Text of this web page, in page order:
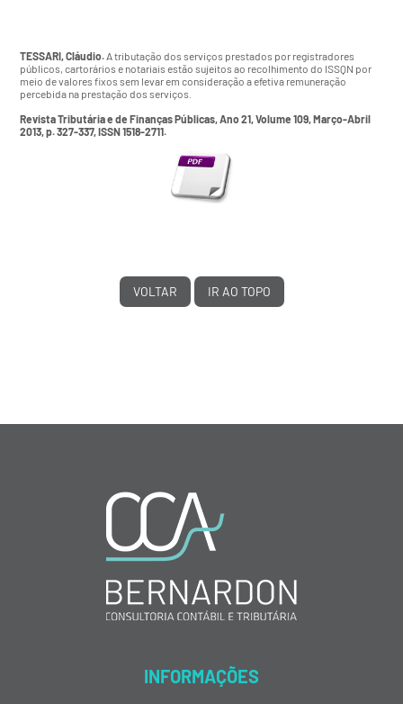
TESSARI, Cláudio. A tributação dos serviços prestados por registradores
públicos, cartorários e notariais estão sujeitos ao recolhimento do ISSQN por
meio de valores fixos sem levar em consideração a efetiva remuneração
percebida na prestação dos serviços.
Revista Tributária e de Finanças Públicas, Ano 21, Volume 109, Março-Abril
2013, p. 327-337, ISSN 1518-2711.
VOLTAR IR AO TOPO
INFORMAÇÕES